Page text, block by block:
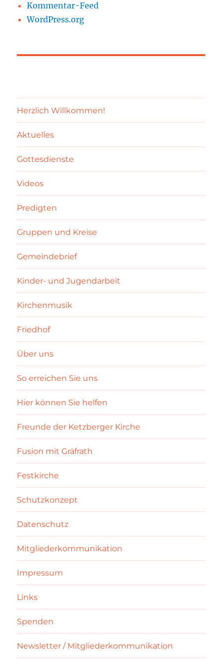
Kommentar-Feed
WordPress.org
Herzlich Willkommen!
Aktuelles
Gottesdienste
Videos
Predigten
Gruppen und Kreise
Gemeindebrief
Kinder- und Jugendarbeit
Kirchenmusik
Friedhof
Über uns
So erreichen Sie uns
Hier können Sie helfen
Freunde der Ketzberger Kirche
Fusion mit Gräfrath
Festkirche
Schutzkonzept
Datenschutz
Mitgliederkommunikation
Impressum
Links
Spenden
Newsletter / Mitgliederkommunikation